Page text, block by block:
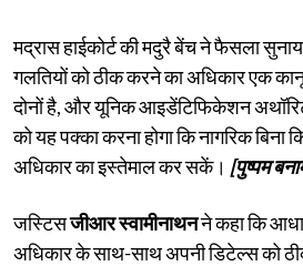
मद्रास हाईकोर्ट की मदुरै बेंच ने फैसला
गलतियों को ठीक करने का अधिकार एक
दोनों है, और यूनिक आइडेंटिफिकेशन
को यह पक्का करना होगा कि नागरिक बिना
अधिकार का इस्तेमाल कर सकें। [पुष्पम
जस्टिसजीआर स्वामीनाथनने कहा कि
अधिकार के साथ-साथ अपनी डिटेल्स को